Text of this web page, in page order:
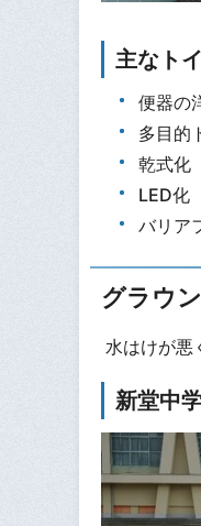
主なト
便器の
多目的
乾式化
LED化
バリア
グラウ
水はけが悪
新堂中